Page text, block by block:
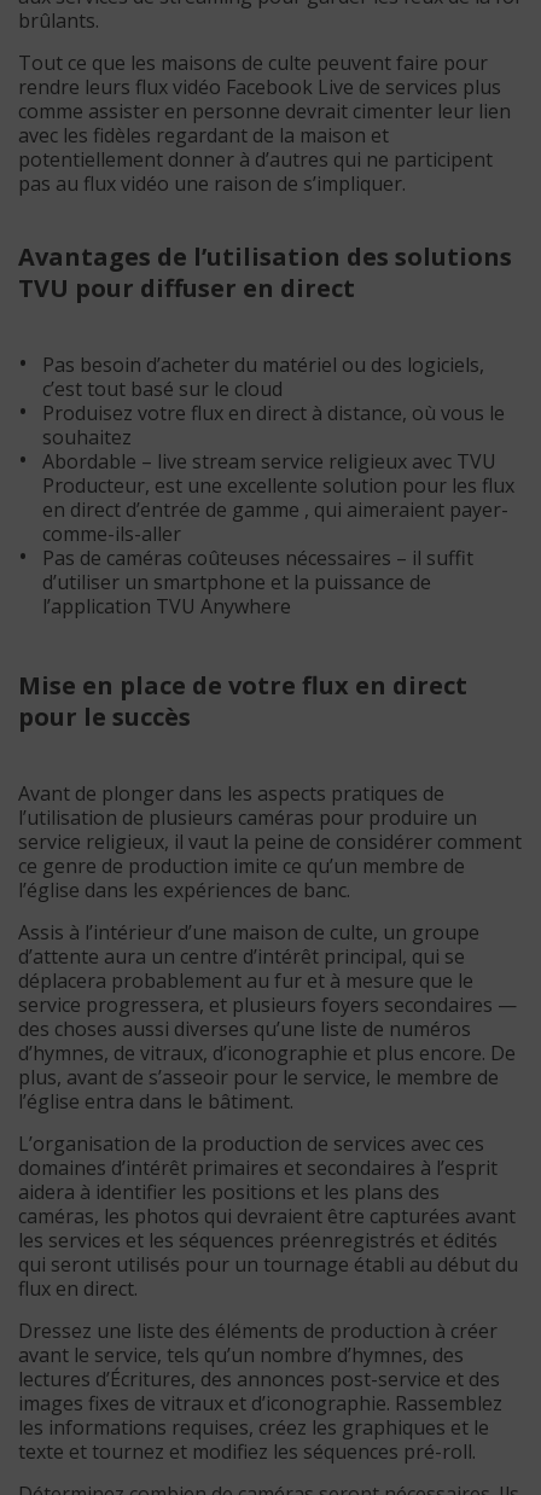
brûlants.
Tout ce que les maisons de culte peuvent faire pour
rendre leurs flux vidéo Facebook Live de services plus
comme assister en personne devrait cimenter leur lien
avec les fidèles regardant de la maison et
potentiellement donner à d’autres qui ne participent
pas au flux vidéo une raison de s’impliquer.
Avantages de l’utilisation des solutions
TVU pour diffuser en direct
Pas besoin d’acheter du matériel ou des logiciels,
c’est tout basé sur le cloud
Produisez votre flux en direct à distance, où vous le
souhaitez
Abordable – live stream service religieux avec TVU
Producteur, est une excellente solution pour les flux
en direct d’entrée de gamme , qui aimeraient payer-
comme-ils-aller
Pas de caméras coûteuses nécessaires – il suffit
d’utiliser un smartphone et la puissance de
l’application TVU Anywhere
Mise en place de votre flux en direct
pour le succès
Avant de plonger dans les aspects pratiques de
l’utilisation de plusieurs caméras pour produire un
service religieux, il vaut la peine de considérer comment
ce genre de production imite ce qu’un membre de
l’église dans les expériences de banc.
Assis à l’intérieur d’une maison de culte, un groupe
d’attente aura un centre d’intérêt principal, qui se
déplacera probablement au fur et à mesure que le
service progressera, et plusieurs foyers secondaires —
des choses aussi diverses qu’une liste de numéros
d’hymnes, de vitraux, d’iconographie et plus encore. De
plus, avant de s’asseoir pour le service, le membre de
l’église entra dans le bâtiment.
L’organisation de la production de services avec ces
domaines d’intérêt primaires et secondaires à l’esprit
aidera à identifier les positions et les plans des
caméras, les photos qui devraient être capturées avant
les services et les séquences préenregistrés et édités
qui seront utilisés pour un tournage établi au début du
flux en direct.
Dressez une liste des éléments de production à créer
avant le service, tels qu’un nombre d’hymnes, des
lectures d’Écritures, des annonces post-service et des
images fixes de vitraux et d’iconographie. Rassemblez
les informations requises, créez les graphiques et le
texte et tournez et modifiez les séquences pré-roll.